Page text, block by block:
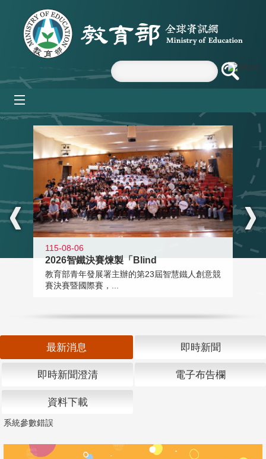
跳到主要內容區塊
:::
115-08-06
2026智鐵決賽煉製「Blind
教育部青年發展署主辦的第23屆智慧鐵人創意競
賽決賽暨國際賽，...
最新消息 即時新聞
即時新聞澄清 電子布告欄
資料下載
系統參數錯誤